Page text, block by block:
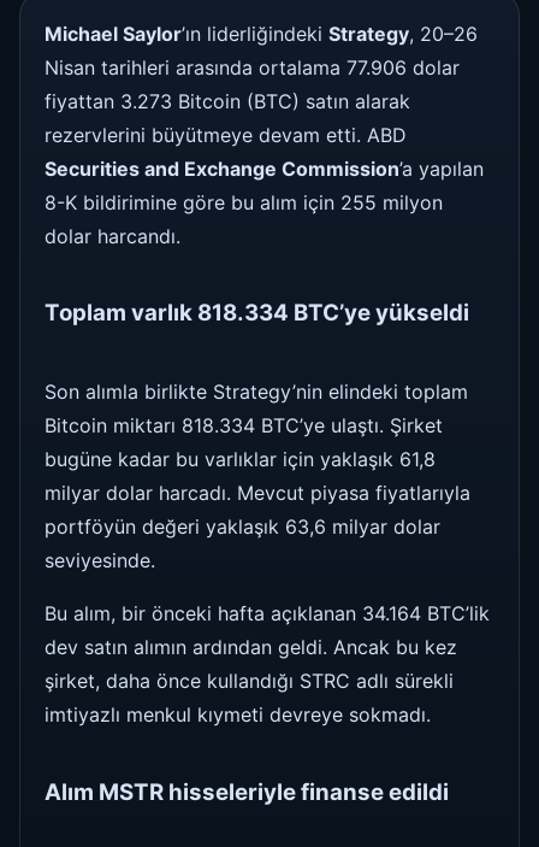
Michael Saylor’ın liderliğindeki Strategy, 20–26
Nisan tarihleri arasında ortalama 77.906 dolar
fiyattan 3.273 Bitcoin (BTC) satın alarak
rezervlerini büyütmeye devam etti. ABD
Securities and Exchange Commission’a yapılan
8-K bildirimine göre bu alım için 255 milyon
dolar harcandı.
Toplam varlık 818.334 BTC’ye yükseldi
Son alımla birlikte Strategy’nin elindeki toplam
Bitcoin miktarı 818.334 BTC’ye ulaştı. Şirket
bugüne kadar bu varlıklar için yaklaşık 61,8
milyar dolar harcadı. Mevcut piyasa fiyatlarıyla
portföyün değeri yaklaşık 63,6 milyar dolar
seviyesinde.
Bu alım, bir önceki hafta açıklanan 34.164 BTC’lik
dev satın alımın ardından geldi. Ancak bu kez
şirket, daha önce kullandığı STRC adlı sürekli
imtiyazlı menkul kıymeti devreye sokmadı.
Alım MSTR hisseleriyle finanse edildi